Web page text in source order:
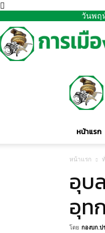
วันพฤ
หน้าแรก
หน้าแรก
อุบ
อุท
โดย กองบก.ป